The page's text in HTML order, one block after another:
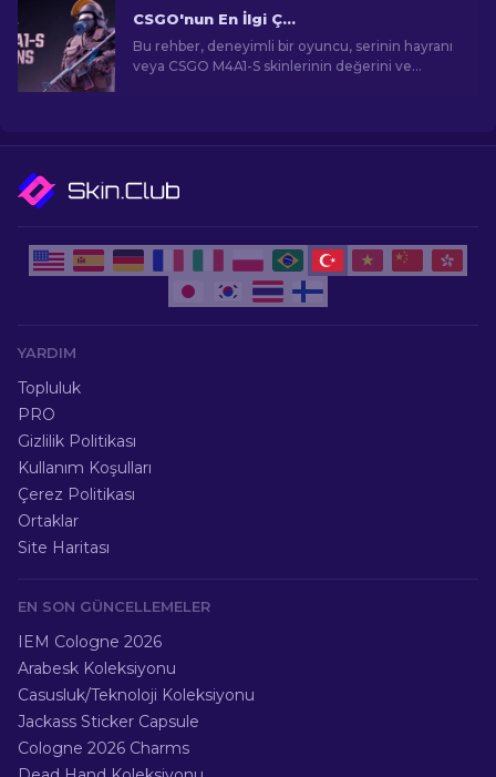
CSGO'nun En İlgi Çekici M4A1-S Skinleri
Bu rehber, deneyimli bir oyuncu, serinin hayranı
veya CSGO M4A1-S skinlerinin değerini ve
götürecektir.
YARDIM
Topluluk
PRO
Gizlilik Politikası
Kullanım Koşulları
Çerez Politikası
Ortaklar
Site Haritası
EN SON GÜNCELLEMELER
IEM Cologne 2026
Arabesk Koleksiyonu
Casusluk/Teknoloji Koleksiyonu
Jackass Sticker Capsule
Cologne 2026 Charms